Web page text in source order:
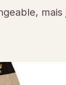
mais